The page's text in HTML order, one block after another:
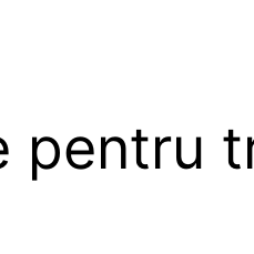
pentru